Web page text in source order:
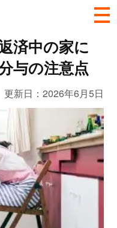
済中の家に
与の注意点
更新日：2026年6月5日